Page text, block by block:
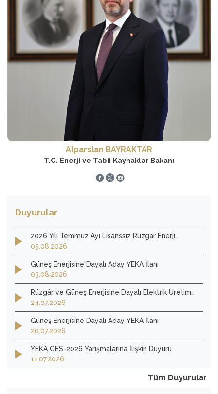
artıracağız ve vatandaşlarımızın
geleceğine umut olmayı sürdüreceğiz.”
dedi.
petrol rezervinden bahsediyoruz. Bunu
bugünkü rakamlara dökersek 250
milyar dolarlık bir ekonomik
büyüklükten bahsediyoruz. Günlük
üretimin 1,2 milyon varillere
çıkabileceği bir potansiyel var.” dedi.
Alparslan BAYRAKTAR
T.C. Enerji ve Tabii Kaynaklar Bakanı
Duyurular
2026 Yılı Temmuz Ayı Lisanssız Rüzgar Enerji
Santrali Başvurularının Teknik Değerlendirme
Sonuçları
05.08.2026
Güneş Enerjisine Dayalı Aday YEKA İlanı
03.08.2026
Rüzgâr ve Güneş Enerjisine Dayalı Elektrik Üretim
Tesislerinin İmar ve Ruhsat İşlemlerine İlişkin
Yönetmelik
24.07.2026
Güneş Enerjisine Dayalı Aday YEKA İlanı
20.07.2026
YEKA GES-2026 Yarışmalarına İlişkin Duyuru
11.07.2026
Tüm Duyurular